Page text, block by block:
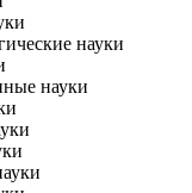
науки
науки